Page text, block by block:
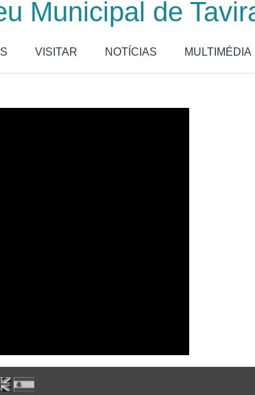
Municipal de
VISITAR NOTÍCIAS MULTIMÉDIA